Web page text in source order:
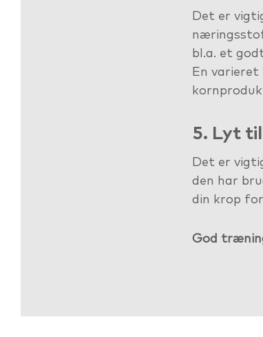
Det er
bl.a. et
En
5. Lyt
Det er
den har
din krop
God